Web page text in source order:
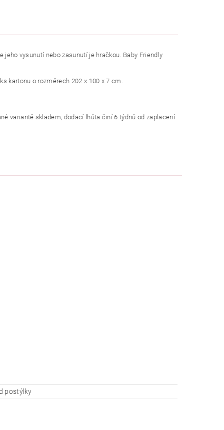
jeho vysunutí nebo zasunutí je hračkou. Baby Friendly
kartonu o rozměrech 202 x 100 x 7 cm.
variantě skladem, dodací lhůta činí 6 týdnů od zaplacení
postýlky